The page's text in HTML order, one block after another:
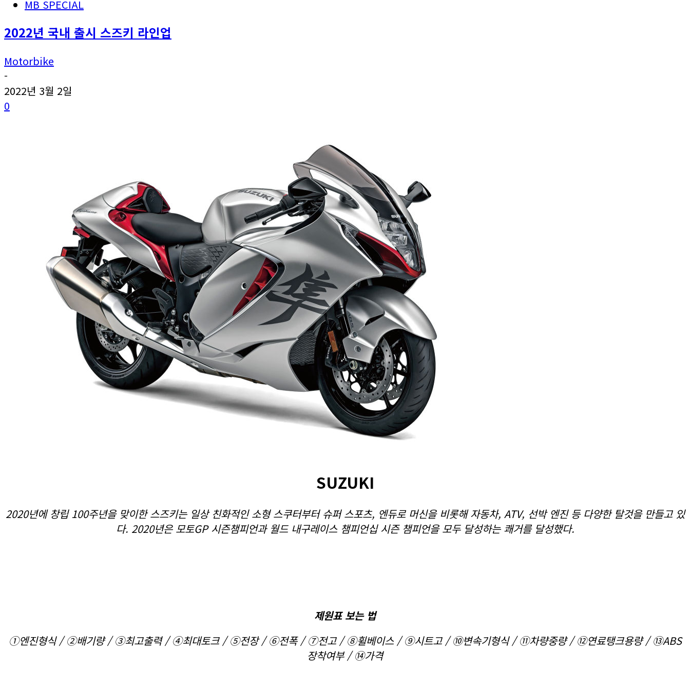
MB SPECIAL
2022년 국내 출시 스즈키 라인업
Motorbike
-
2022년 3월 2일
0
SUZUKI
2020년에 창립 100주년을 맞이한 스즈키는 일상 친화적인 소형 스쿠터부터 슈퍼 스포츠, 엔듀로 머신을 비롯해 자동차, ATV, 선박 엔진 등 다양한 탈것을 만들고 있
다. 2020년은 모토GP 시즌챔피언과 월드 내구레이스 챔피언십 시즌 챔피언을 모두 달성하는 쾌거를 달성했다.
제원표 보는 법
①엔진형식 / ②배기량 / ③최고출력 / ④최대토크 / ⑤전장 / ⑥전폭 / ⑦전고 / ⑧휠베이스 / ⑨시트고 / ⑩변속기형식 / ⑪차량중량 / ⑫연료탱크용량 / ⑬ABS
장착여부 / ⑭가격